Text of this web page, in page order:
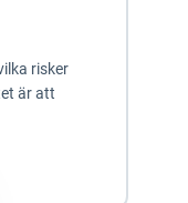
risker
är att